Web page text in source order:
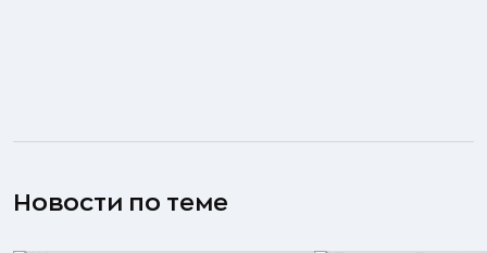
Новости по теме